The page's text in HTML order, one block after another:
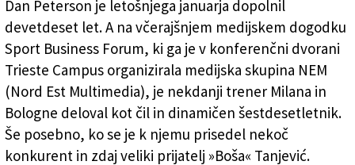
Peterson in Roberto Degrassi
Dan Peterson je letošnjega januarja dopolnil
devetdeset let. A na včerajšnjem medijskem dogodku
Sport Business Forum, ki ga je v konferenčni dvorani
Trieste Campus organizirala medijska skupina NEM
(Nord Est Multimedia), je nekdanji trener Milana in
Bologne deloval kot čil in dinamičen šestdesetletnik.
Še posebno, ko se je k njemu prisedel nekoč
konkurent in zdaj veliki prijatelj »Boša« Tanjević.